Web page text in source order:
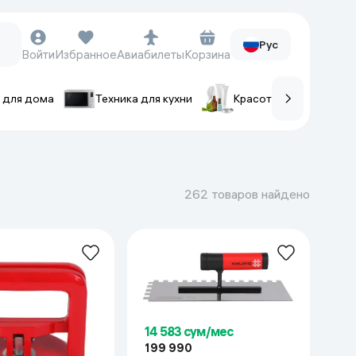
Ремешки для часов
Фотоаппараты и видеокамеры
Фотоаппараты
Экшен-камеры
ВойтиИзбранноеАвиабилетыКорзина
Рус
для дома Техника для кухни Красота и уход
262 товаров найдено
14 583 сум/мес
199 990